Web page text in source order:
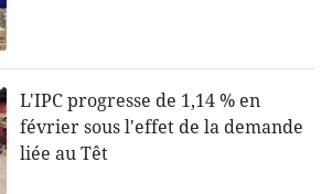
L'IPC progresse de 1,14 % en
février sous l'effet de la demande
liée au Têt